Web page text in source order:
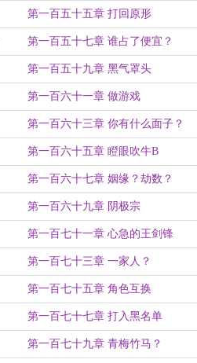
吗？
第一百五十五章 打回原形
第一百五十七章 谁占了便宜？
第一百五十九章 黑气罩头
第一百六十一章 做游戏
第一百六十三章 你有什么面子？
第一百六十五章 瞪眼吹牛B
第一百六十七章 姻缘？劫数？
第一百六十九章 阴极宗
第一百七十一章 心急的王剑锋
第一百七十三章 一家人？
第一百七十五章 角色互换
第一百七十七章 打入黑名单
第一百七十九章 青梅竹马？